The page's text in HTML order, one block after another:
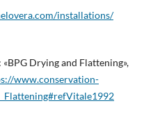
installations/
Drying and Flattening»,
www.conservation-